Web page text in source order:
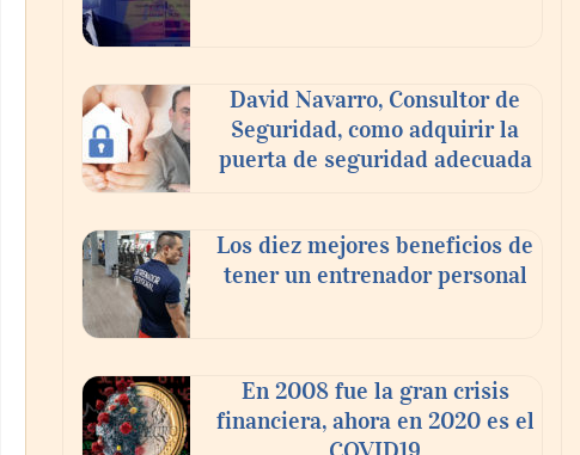
David Navarro, Consultor de
Seguridad, como adquirir la
puerta de seguridad adecuada
Los diez mejores beneficios de
tener un entrenador personal
En 2008 fue la gran crisis
financiera, ahora en 2020 es el